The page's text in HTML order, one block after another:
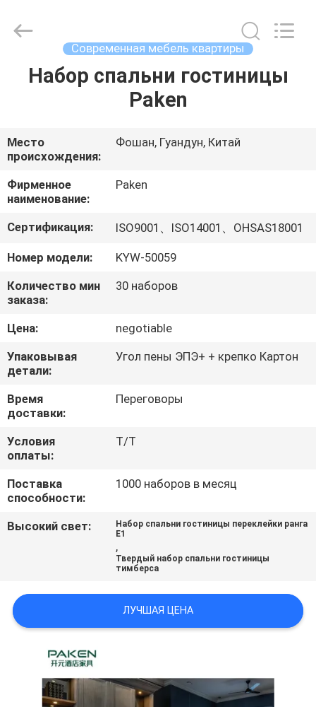
ДОМ
О
НАС
ПУТЕШЕСТВИЕ
ФАБРИКИ
ПРОВЕРКА
КАЧЕСТВА
СВЯЖИТЕСЬ
МЫ
СПРОСИТЕ
ЦИТАТУ
САЙТА
POLICY
Reserved.
Современная мебель квартиры
Набор спальни гостиницы
Paken
Место
происхождения:
Фошан, Гуандун, Китай
Фирменное
наименование:
Paken
Сертификация: ISO9001、ISO14001、OHSAS18001
Номер модели:
KYW-50059
Количество мин
заказа:
30 наборов
Цена:
negotiable
Упаковывая
детали:
Угол пены ЭПЭ+ + крепко Картон
Время
доставки:
Переговоры
Условия
оплаты:
Т/Т
Поставка
способности:
1000 наборов в месяц
Высокий свет:
Набор спальни гостиницы переклейки ранга
E1
,
Твердый набор спальни гостиницы
тимберса
ЛУЧШАЯ ЦЕНА